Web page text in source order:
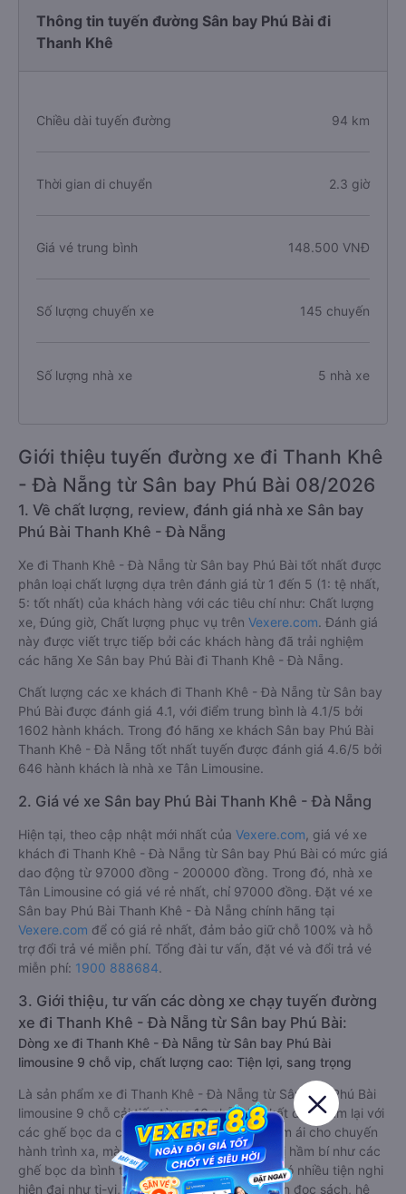
Thông tin tuyến đường Sân bay Phú Bài đi
Thanh Khê
Chiều dài tuyến đường 94 km
Thời gian di chuyển 2.3 giờ
Giá vé trung bình 148.500 VNĐ
Số lượng chuyến xe 145 chuyến
Số lượng nhà xe 5 nhà xe
Giới thiệu tuyến đường xe đi Thanh Khê
- Đà Nẵng từ Sân bay Phú Bài 08/2026
1. Về chất lượng, review, đánh giá nhà xe Sân bay
Phú Bài Thanh Khê - Đà Nẵng
Xe đi Thanh Khê - Đà Nẵng từ Sân bay Phú Bài tốt nhất được
phân loại chất lượng dựa trên đánh giá từ 1 đến 5 (1: tệ nhất,
5: tốt nhất) của khách hàng với các tiêu chí như: Chất lượng
xe, Đúng giờ, Chất lượng phục vụ trên Vexere.com. Đánh giá
này được viết trực tiếp bởi các khách hàng đã trải nghiệm
các hãng Xe Sân bay Phú Bài đi Thanh Khê - Đà Nẵng.
Chất lượng các xe khách đi Thanh Khê - Đà Nẵng từ Sân bay
Phú Bài được đánh giá 4.1, với điểm trung bình là 4.1/5 bởi
1602 hành khách. Trong đó hãng xe khách Sân bay Phú Bài
Thanh Khê - Đà Nẵng tốt nhất tuyến được đánh giá 4.6/5 bởi
646 hành khách là nhà xe Tân Limousine.
2. Giá vé xe Sân bay Phú Bài Thanh Khê - Đà Nẵng
Hiện tại, theo cập nhật mới nhất của Vexere.com , giá vé xe
khách đi Thanh Khê - Đà Nẵng từ Sân bay Phú Bài có mức giá
dao động từ 97000 đồng - 200000 đồng. Trong đó, nhà xe
Tân Limousine có giá vé rẻ nhất, chỉ 97000 đồng. Đặt vé xe
Sân bay Phú Bài Thanh Khê - Đà Nẵng chính hãng tại
Vexere.com để có giá rẻ nhất, đảm bảo giữ chỗ 100% và hỗ
trợ đổi trả vé miễn phí. Tổng đài tư vấn, đặt vé và đổi trả vé
miễn phí: 1900 888684.
3. Giới thiệu, tư vấn các dòng xe chạy tuyến đường
xe đi Thanh Khê - Đà Nẵng từ Sân bay Phú Bài:
Dòng xe đi Thanh Khê - Đà Nẵng từ Sân bay Phú Bài
limousine 9 chỗ vip, chất lượng cao: Tiện lợi, sang trọng
Là sản phẩm xe đi Thanh Khê - Đà Nẵng từ Sân bay Phú Bài
limousine 9 chỗ cải tiến từ xe 16 chỗ. Nội thất được làm lại với
các ghế bọc da chuẩn Châu Âu, không chỉ êm ái cho chuyến
hành trình xa, mà còn mát mẻ và không hề bị hầm bí như các
ghế bọc da bình thường. Kèm theo các ghế có nhiều tiện nghi
hiện đại như ti-vi, tủ lạnh mini, ổ cắm usb, đèn đọc sách, hệ